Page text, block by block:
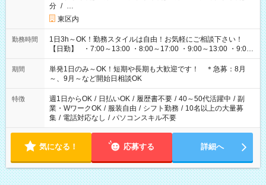
分 / …
東区内
勤務時間
1日3h～OK！勤務スタイルは自由！お気軽にご相談下さい！
【日勤】 ・7:00～13:00 ・8:00～17:00 ・9:00～13:00 ・9:00
～18:00 ・10:00～19:00 ・13:00～18:00 ・15:00～20:00 ・
16:00～19:00 【夜勤】 ・17:00～21:00 ・18:00～23:00 ・
21:00～翌6:00 ・23:00～翌8:00 など（他時間多数あり！）
期間
単発1日のみ～OK！短期や長期も大歓迎です！ ＊急募：8月
～、9月～など開始日相談OK
特徴 週1日からOK / 日払いOK / 履歴書不要 / 40～50代活躍中 / 副
業・WワークOK / 服装自由 / シフト勤務 / 10名以上の大量募
集 / 電話対応なし / パソコンスキル不要
気になる！ 応募する 詳細へ